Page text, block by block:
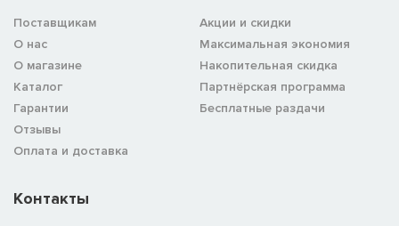
Поставщикам
О нас
О магазине
Каталог
Гарантии
Отзывы
Оплата и доставка
Акции и скидки
Максимальная экономия
Накопительная скидка
Партнёрская программа
Бесплатные раздачи
Контакты